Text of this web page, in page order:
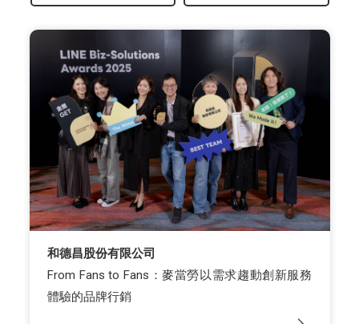
和德昌股份有限公司
From Fans to Fans：麥當勞以需求趨動創新服務
體驗的品牌行銷